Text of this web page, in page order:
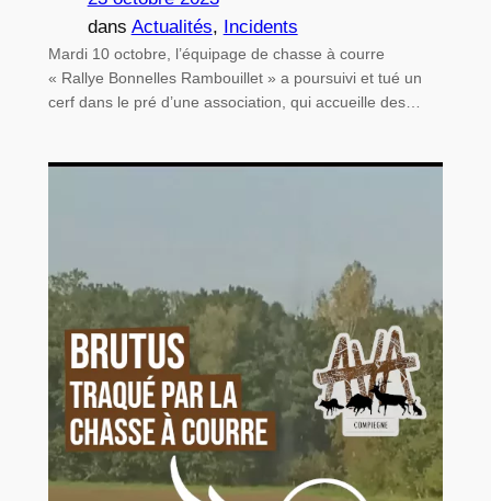
dans Actualités, Incidents
Mardi 10 octobre, l’équipage de chasse à courre
« Rallye Bonnelles Rambouillet » a poursuivi et tué un
cerf dans le pré d’une association, qui accueille des…